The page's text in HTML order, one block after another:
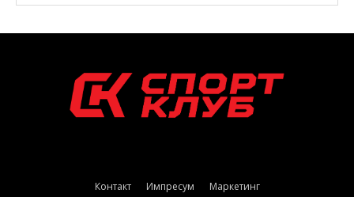
Контакт Импресум Маркетинг